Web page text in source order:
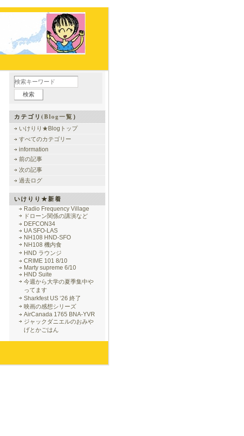
カテゴリ(Blog一覧）
いけりり★Blogトップ
すべてのカテゴリー
information
前の記事
次の記事
過去ログ
いけりり★新着
Radio Frequency Village
ドローン関係の講演など
DEFCON34
UA SFO-LAS
NH108 HND-SFO
NH108 機内食
HND ラウンジ
CRIME 101 8/10
Marty supreme 6/10
HND Suite
今週から大学の夏季集中や
ってます
Sharkfest US ‘26 終了
映画の感想シリーズ
AirCanada 1765 BNA-YVR
ジャックダニエルのおみや
げとかごはん